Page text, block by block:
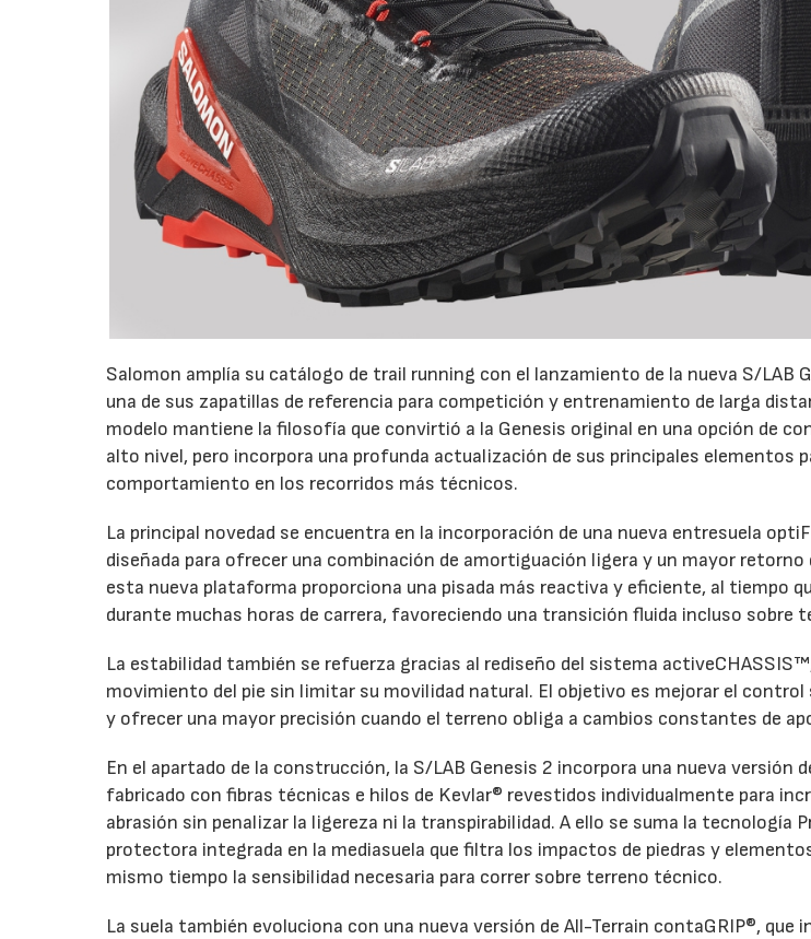
Salomon amplía su catálogo de trail running con el lanzamiento de la nueva S/LAB
una de sus zapatillas de referencia para competición y entrenamiento de larga
modelo mantiene la filosofía que convirtió a la Genesis original en una opción de
alto nivel, pero incorpora una profunda actualización de sus principales elementos
comportamiento en los recorridos más técnicos.
La principal novedad se encuentra en la incorporación de una nueva entresuela
diseñada para ofrecer una combinación de amortiguación ligera y un mayor retorno
esta nueva plataforma proporciona una pisada más reactiva y eficiente, al tiempo
durante muchas horas de carrera, favoreciendo una transición fluida incluso sobre
La estabilidad también se refuerza gracias al rediseño del sistema
movimiento del pie sin limitar su movilidad natural. El objetivo es mejorar el
y ofrecer una mayor precisión cuando el terreno obliga a cambios constantes de
En el apartado de la construcción, la S/LAB Genesis 2 incorpora una nueva versión
fabricado con fibras técnicas e hilos de Kevlar® revestidos individualmente para
abrasión sin penalizar la ligereza ni la transpirabilidad. A ello se suma la tecnología
protectora integrada en la mediasuela que filtra los impactos de piedras y
mismo tiempo la sensibilidad necesaria para correr sobre terreno técnico.
La suela también evoluciona con una nueva versión de All-Terrain contaGRIP®, que